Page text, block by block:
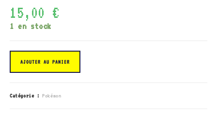
15,00 €
1 en stock
quantité
EX
Impact
AJOUTER AU PANIER
Catégorie :Pokémon